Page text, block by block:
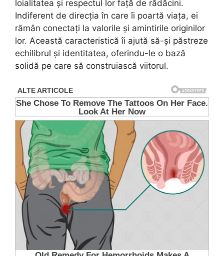
loialitatea și respectul lor față de rădăcini.
Indiferent de direcția în care îi poartă viața, ei
rămân conectați la valorile și amintirile originilor
lor. Această caracteristică îi ajută să-și păstreze
echilibrul și identitatea, oferindu-le o bază
solidă pe care să construiască viitorul.